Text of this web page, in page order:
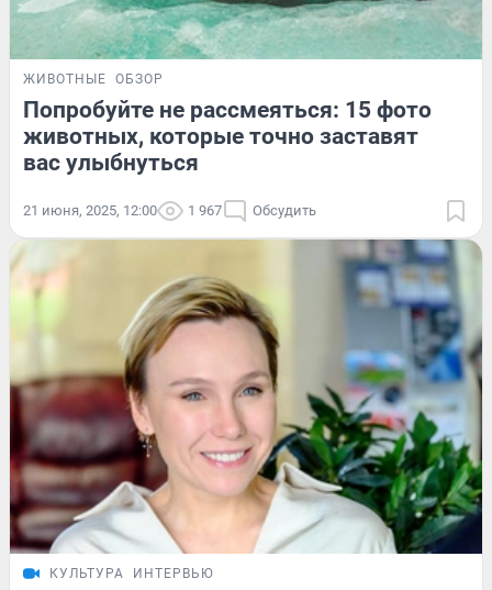
ЖИВОТНЫЕ ОБЗОР
Попробуйте не рассмеяться: 15 фото
животных, которые точно заставят
вас улыбнуться
21 июня, 2025, 12:00 1 967 Обсудить
КУЛЬТУРА ИНТЕРВЬЮ